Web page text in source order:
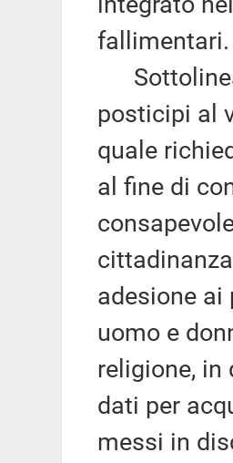
fallimentari.
posticipi al
quale
al fine di
adesione
uomo e
religione, in
dati per
messi in